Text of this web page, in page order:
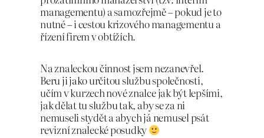
managementu) a samozřejmě – pokud je to
nutné – i cestou krizového managementu a
řízení firem v obtížích.
Na znaleckou činnost jsem nezanevřel.
Beru ji jako určitou službu společnosti,
učím v kurzech nové znalce jak být lepšími,
jak dělat tu službu tak, aby se za ni
nemuseli stydět a abych já nemusel psát
revizní znalecké posudky